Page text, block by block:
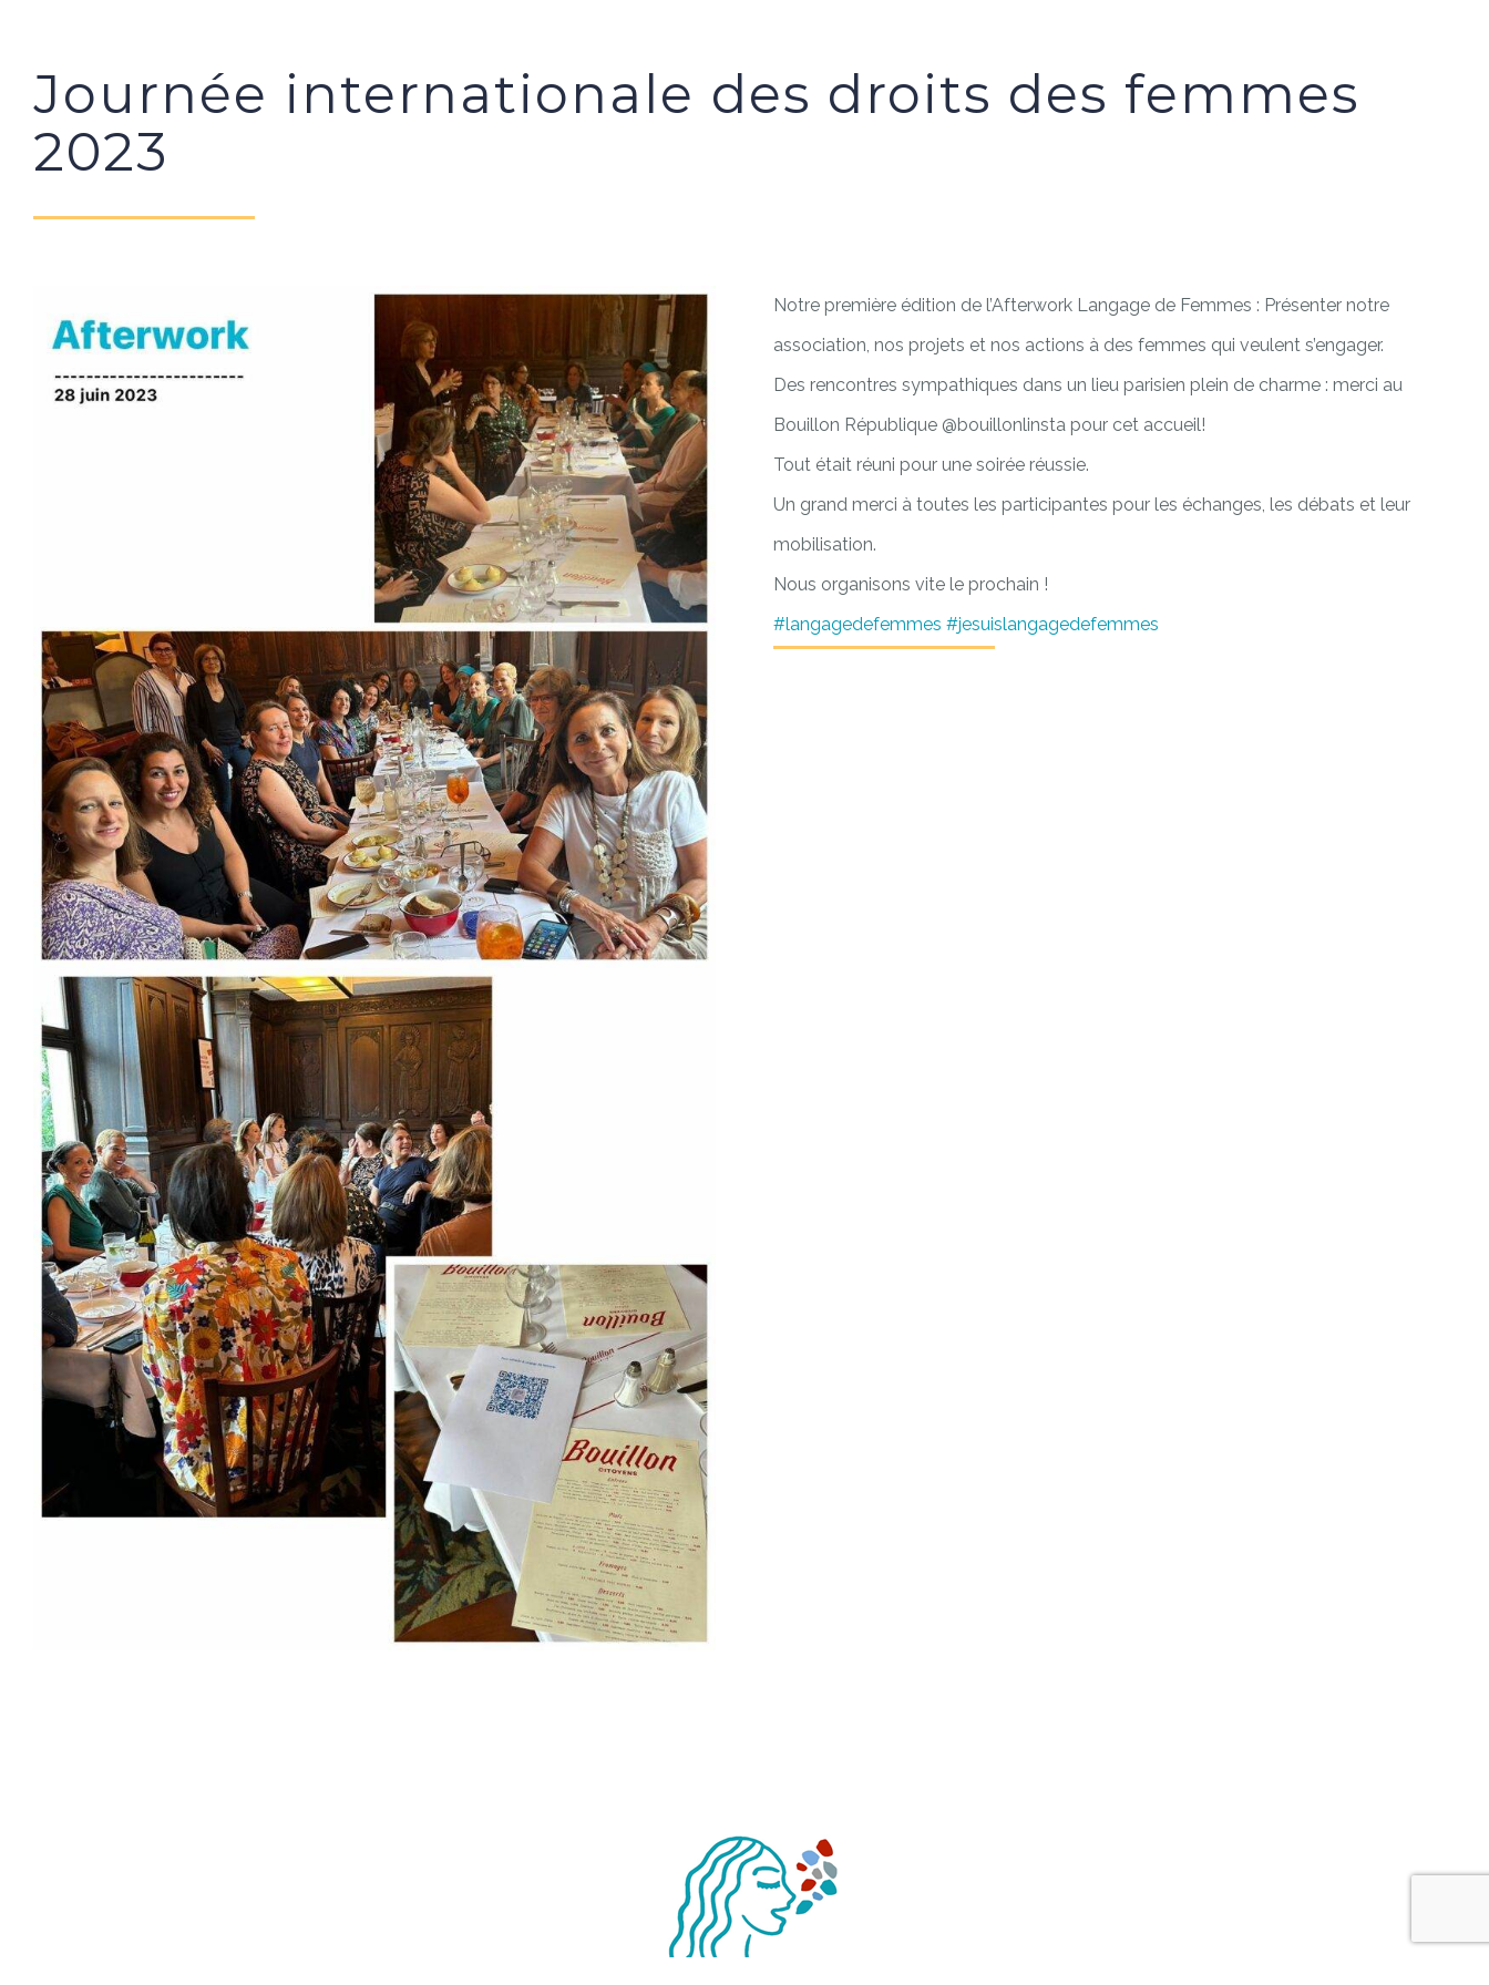
Journée internationale des droits des femmes
2023
Notre première édition de l’Afterwork Langage de Femmes : Présenter notre
association, nos projets et nos actions à des femmes qui veulent s’engager.
Des rencontres sympathiques dans un lieu parisien plein de charme : merci au
Bouillon République @bouillonlinsta pour cet accueil!
Tout était réuni pour une soirée réussie.
Un grand merci à toutes les participantes pour les échanges, les débats et leur
mobilisation.
Nous organisons vite le prochain !
#langagedefemmes #jesuislangagedefemmes